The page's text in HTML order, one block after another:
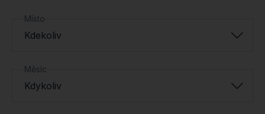
Místo
Kdekoliv
Měsíc
Kdykoliv